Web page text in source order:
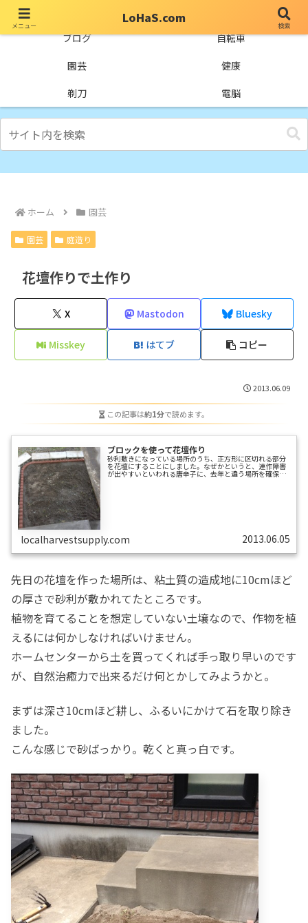
ブログ
自転車
園芸
健康
剃刀
電脳
ホーム 園芸
園芸 庭造り
花壇作りで土作り
X Mastodon Bluesky
Misskey はてブ コピー
2013.06.09
この記事は約1分で読めます。
ブロックを使って花壇作り
砂利敷きになっている場所のうち、正方形に区切れる部分
を花壇にすることにしました。なぜかというと、連作障害
が出やすいといわれる唐辛子に、去年と違う場所を確保し
たいからです。花壇作りといっても高低差をつくるわけで
localharvestsupply.com 2013.06.05
先日の花壇を作った場所は、粘土質の造成地に10cmほど
の厚さで砂利が敷かれてたところです。
植物を育てることを想定していない土壌なので、作物を植
えるには何かしなければいけません。
ホームセンターから土を買ってくれば手っ取り早いのです
が、自然治癒力で出来るだけ何とかしてみようかと。
まずは深さ10cmほど耕し、ふるいにかけて石を取り除き
ました。
こんな感じで砂ばっかり。乾くと真っ白です。
メニュー
LoHaS.com
検索